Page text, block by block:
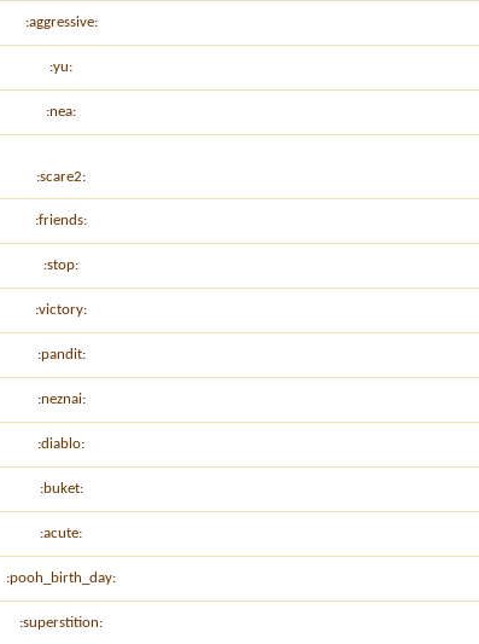
:aggressive:
:yu:
:nea:
:scare2:
:friends:
:stop:
:victory:
:pandit:
:neznai:
:diablo:
:buket:
:acute:
:pooh_birth_day:
:superstition: